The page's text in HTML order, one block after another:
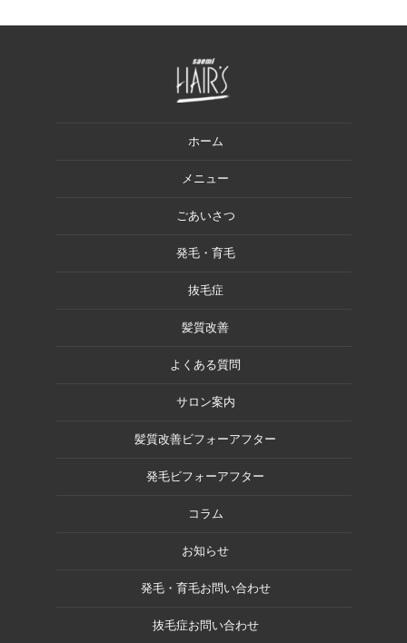
ホーム
メニュー
ごあいさつ
発毛・育毛
抜毛症
髪質改善
よくある質問
サロン案内
髪質改善ビフォーアフター
発毛ビフォーアフター
コラム
お知らせ
発毛・育毛お問い合わせ
抜毛症お問い合わせ